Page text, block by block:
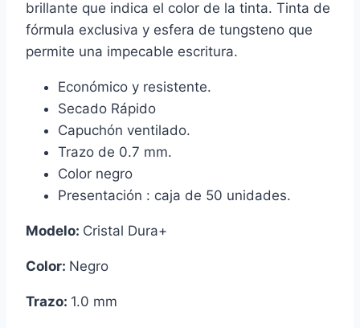
brillante que indica el color de la tinta. Tinta de
fórmula exclusiva y esfera de tungsteno que
permite una impecable escritura.
Económico y resistente.
Secado Rápido
Capuchón ventilado.
Trazo de 0.7 mm.
Color negro
Presentación : caja de 50 unidades.
Modelo: Cristal Dura+
Color: Negro
Trazo: 1.0 mm